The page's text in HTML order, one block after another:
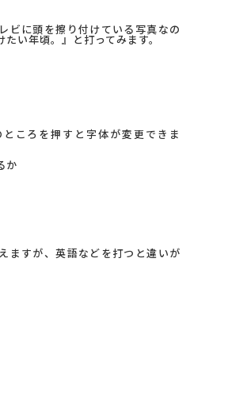
ビに頭を擦り付けている写真なの
い年頃。』と打ってみます。
ころを押すと字体が変更できま
か
ますが、英語などを打つと違いが